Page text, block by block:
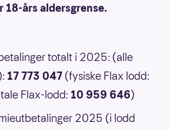
18-års aldersgrense.
totalt i 2025: (alle
17 773 047 (fysiske Flax lodd:
Flax-lodd:10 959 646)
2025 (i lodd